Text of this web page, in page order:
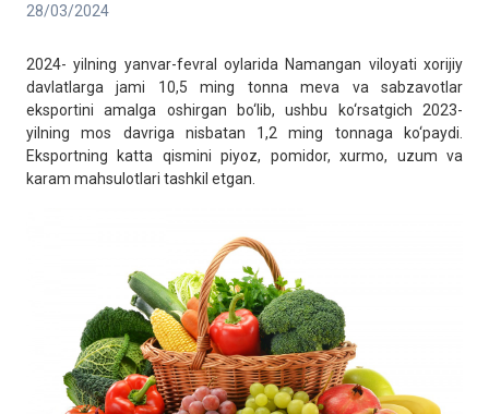
28/03/2024
2024- yilning yanvar-fevral oylarida Namangan viloyati xorijiy
davlatlarga jami 10,5 ming tonna meva va sabzavotlar
eksportini amalga oshirgan bo‘lib, ushbu ko‘rsatgich 2023-
yilning mos davriga nisbatan 1,2 ming tonnaga ko‘paydi.
Eksportning katta qismini piyoz, pomidor, xurmo, uzum va
karam mahsulotlari tashkil etgan.